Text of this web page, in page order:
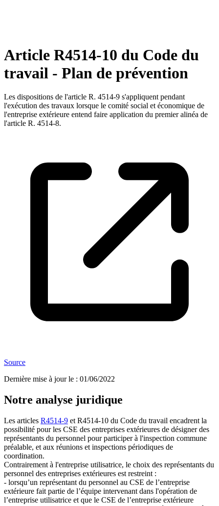
Article R4514-10 du Code du
travail - Plan de prévention
Les dispositions de l'article R. 4514-9 s'appliquent pendant
l'exécution des travaux lorsque le comité social et économique de
l'entreprise extérieure entend faire application du premier alinéa de
l'article R. 4514-8.
Source
Dernière mise à jour le : 01/06/2022
Notre analyse juridique
Les articles R4514-9 et R4514-10 du Code du travail encadrent la
possibilité pour les CSE des entreprises extérieures de désigner des
représentants du personnel pour participer à l'inspection commune
préalable, et aux réunions et inspections périodiques de
coordination.
Contrairement à l'entreprise utilisatrice, le choix des représentants du
personnel des entreprises extérieures est restreint :
- lorsqu’un représentant du personnel au CSE de l’entreprise
extérieure fait partie de l’équipe intervenant dans l'opération de
l’entreprise utilisatrice et que le CSE de l’entreprise extérieure